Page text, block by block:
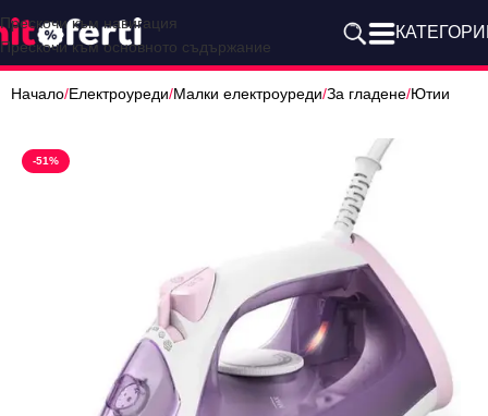
Прескочи към навигация
Прескочи към основното съдържание
Начало/Електроуреди/Малки електроуреди/За гладене/Ютии
-51%